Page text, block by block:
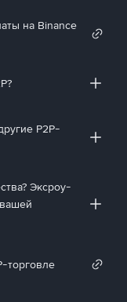
на Binance
P2P-
Эксроу-
торговле